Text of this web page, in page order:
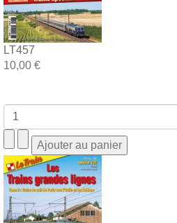
LT457
10,00 €